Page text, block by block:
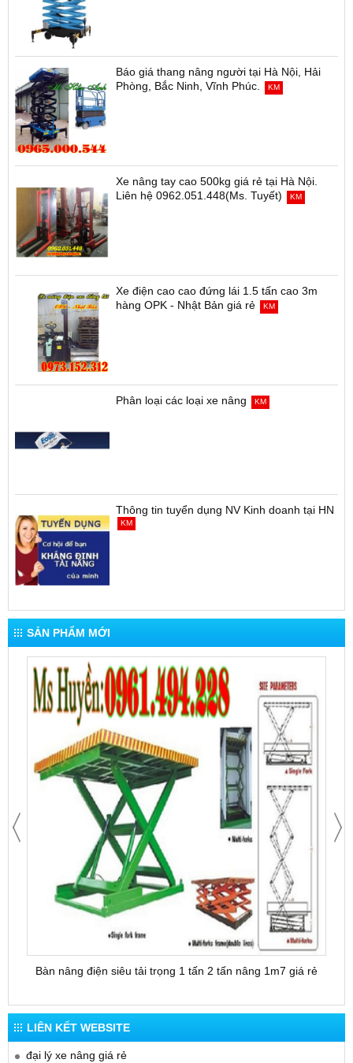
Báo giá thang nâng người tại Hà Nội, Hải
Phòng, Bắc Ninh, Vĩnh Phúc.
KM
Xe nâng tay cao 500kg giá rẻ tại Hà Nội.
Liên hệ 0962.051.448(Ms. Tuyết)
KM
Xe điện cao cao đứng lái 1.5 tấn cao 3m
hàng OPK - Nhật Bản giá rẻ
KM
Phân loại các loại xe nâng KM
Thông tin tuyển dụng NV Kinh doanh tại HN
KM
SẢN PHẨM MỚI
Bàn nâng điện siêu tải trọng 1 tấn 2 tấn nâng 1m7 giá rẻ
LIÊN KẾT WEBSITE
đại lý xe nâng giá rẻ